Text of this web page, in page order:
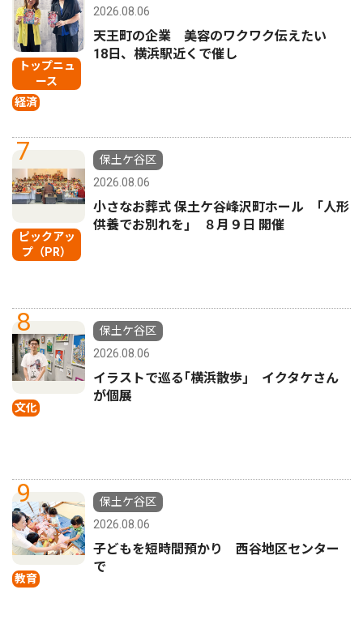
トップニュ
ース
経済
2026.08.06
天王町の企業 美容のワクワク伝えたい
18日、横浜駅近くで催し
7
ピックアッ
プ（PR）
保土ケ谷区
2026.08.06
小さなお葬式 保土ケ谷峰沢町ホール ｢人形
供養でお別れを｣ ８月９日 開催
8
文化
保土ケ谷区
2026.08.06
イラストで巡る｢横浜散歩｣ イクタケさん
が個展
9
教育
保土ケ谷区
2026.08.06
子どもを短時間預かり 西谷地区センター
で